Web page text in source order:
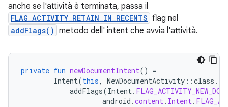
anche se l'attività è terminata, passa il
FLAG_ACTIVITY_RETAIN_IN_RECENTS flag nel
addFlags() metodo dell' intent che avvia l'attività.
private fun newDocumentIntent()
=
Intent(this, NewDocumentActivity ::class .
addFlags(Intent .
android .content . Intent .